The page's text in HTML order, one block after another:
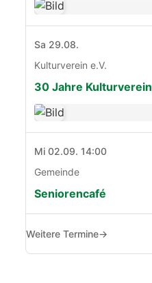
Sa 29.08.
Kulturverein e.V.
30 Jahre Kulturverein
Mi 02.09. 14:00
Gemeinde
Seniorencafé
Weitere Termine→